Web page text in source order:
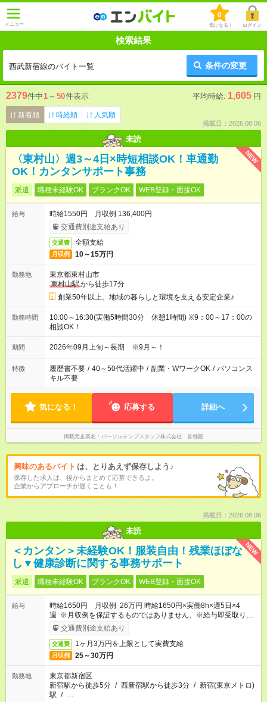
メニュー
0
気になる！ ログイン
検索結果
西武新宿線のバイト一覧 条件の変更
2379件中1 ～ 50件表示 平均時給: 1,605 円
新着順 時給順 人気順
掲載日：2026.08.06
未読
NEW
〈東村山〉週3～4日×時短相談OK！車通勤
OK！カンタンサポート事務
派遣 職種未経験OK ブランクOK WEB登録・面接OK
給与
時給1550円 月収例 136,400円
交通費別途支給あり
交通費 全額支給
月収例 10～15万円
勤務地
東京都東村山市
東村山駅から徒歩17分
創業50年以上。地域の暮らしと環境を支える安定企業♪
勤務時間
10:00～16:30(実働5時間30分 休憩1時間) ※9：00～17：00の
相談OK！
期間 2026年09月上旬～長期 ※9月～！
特徴 履歴書不要 / 40～50代活躍中 / 副業・WワークOK / パソコンス
キル不要
気になる！ 応募する 詳細へ
掲載元企業名 パーソルテンプスタッフ株式会社 首都圏
興味のあるバイト は、とりあえず保存しよう♪
保存した求人は、後からまとめて応募できるよ。
企業からアプローチが届くことも！
掲載日：2026.08.06
未読
NEW
＜カンタン＞未経験OK！服装自由！残業ほぼな
し▼健康診断に関する事務サポート
派遣 職種未経験OK ブランクOK WEB登録・面接OK
給与
時給1650円 月収例 26万円 時給1650円×実働8h×週5日×4
週 ※月収例を保証するものではありません。※給与即受取りサ
ービス利用可（利用条件有）
交通費別途支給あり
交通費 1ヶ月3万円を上限として実費支給
月収例 25～30万円
勤務地
東京都新宿区
新宿駅から徒歩5分 / 西新宿駅から徒歩3分 / 新宿(東京メトロ)
駅 / …